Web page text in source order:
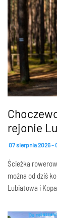
rejonie
07 sierpnia 2026 -
Ścieżka
można od dziś
Lubiatowa i